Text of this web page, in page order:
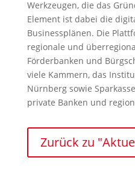
Werkzeugen, die das
Element ist dabei die
Businessplänen. Die
regionale und
Förderbanken und
viele Kammern, das
Nürnberg sowie
private Banken und
Zurück zu